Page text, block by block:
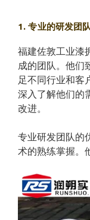
1. 专业的研发团队
福建佐敦工业漆
成的团队。他们
足不同行业和客
深入了解他们的
改进。
专业研发团队的
术的熟练掌握。